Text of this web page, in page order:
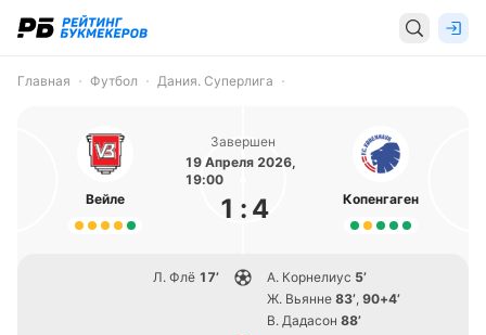
Главная Футбол Дания. Суперлига
Вейле
Завершен
19 Апреля 2026,
19:00
1 : 4 Копенгаген
Л. Флё 17’ А. Корнелиус 5’
Ж. Вьянне 83’, 90+4’
В. Дадасон 88’